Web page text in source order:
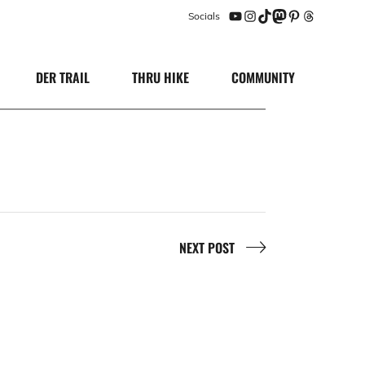
Socials
YouTube
Instagram
TikTok
Mastodon
Pinterest
Threads
DER TRAIL THRU HIKE COMMUNITY
NEXT POST